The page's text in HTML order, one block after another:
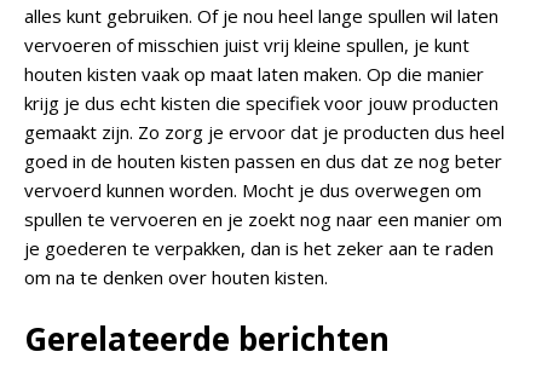
alles kunt gebruiken. Of je nou heel lange spullen wil laten
vervoeren of misschien juist vrij kleine spullen, je kunt
houten kisten vaak op maat laten maken. Op die manier
krijg je dus echt kisten die specifiek voor jouw producten
gemaakt zijn. Zo zorg je ervoor dat je producten dus heel
goed in de houten kisten passen en dus dat ze nog beter
vervoerd kunnen worden. Mocht je dus overwegen om
spullen te vervoeren en je zoekt nog naar een manier om
je goederen te verpakken, dan is het zeker aan te raden
om na te denken over houten kisten.
Gerelateerde berichten